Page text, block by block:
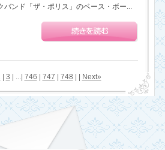
バンド「ザ・ポリス」のベース・ボー...
3 | ...| 746 747 748 Next»